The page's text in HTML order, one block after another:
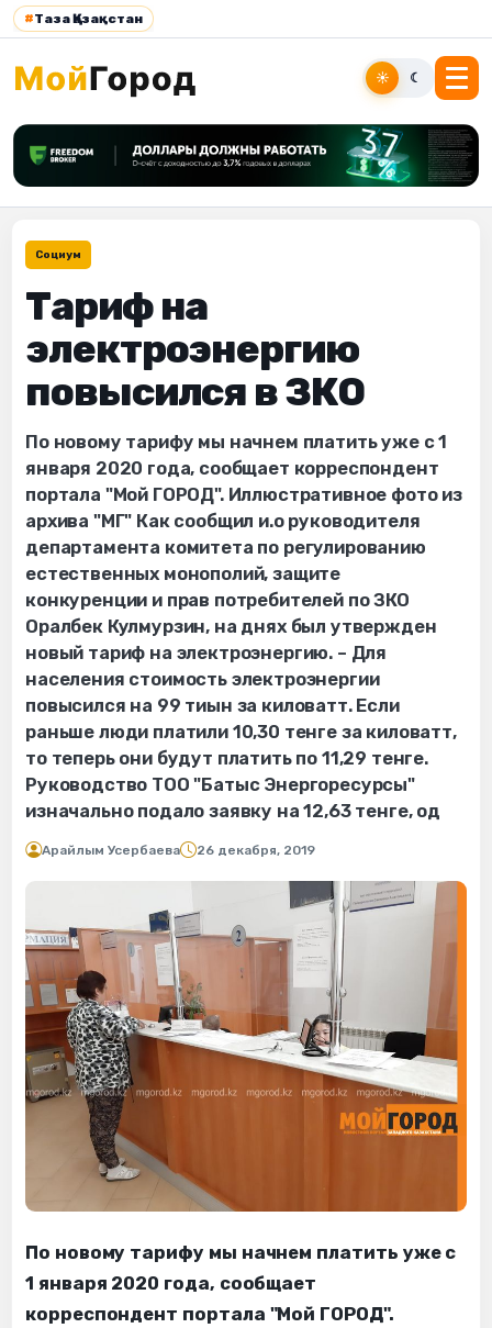
#Таза Қазақстан
☀ ☾
Социум
Тариф на
электроэнергию
повысился в ЗКО
По новому тарифу мы начнем платить уже с 1
января 2020 года, сообщает корреспондент
портала "Мой ГОРОД". Иллюстративное фото из
архива "МГ" Как сообщил и.о руководителя
департамента комитета по регулированию
естественных монополий, защите
конкуренции и прав потребителей по ЗКО
Оралбек Кулмурзин, на днях был утвержден
новый тариф на электроэнергию. – Для
населения стоимость электроэнергии
повысился на 99 тиын за киловатт. Если
раньше люди платили 10,30 тенге за киловатт,
то теперь они будут платить по 11,29 тенге.
Руководство ТОО "Батыс Энергоресурсы"
изначально подало заявку на 12,63 тенге, од
Арайлым Усербаева 26 декабря, 2019
По новому тарифу мы начнем платить уже с
1 января 2020 года, сообщает
корреспондент портала "Мой ГОРОД".